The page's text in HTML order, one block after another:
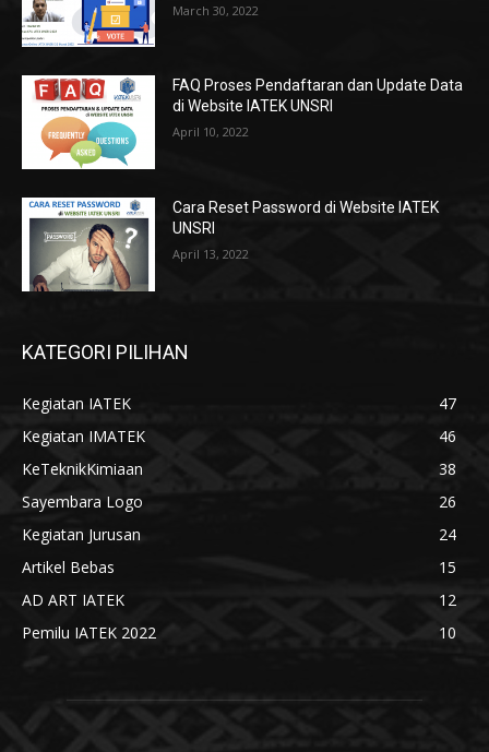
March 30, 2022
FAQ Proses Pendaftaran dan Update Data
di Website IATEK UNSRI
April 10, 2022
Cara Reset Password di Website IATEK
UNSRI
April 13, 2022
KATEGORI PILIHAN
Kegiatan IATEK
47
Kegiatan IMATEK
46
KeTeknikKimiaan
38
Sayembara Logo
26
Kegiatan Jurusan
24
Artikel Bebas
15
AD ART IATEK
12
Pemilu IATEK 2022
10